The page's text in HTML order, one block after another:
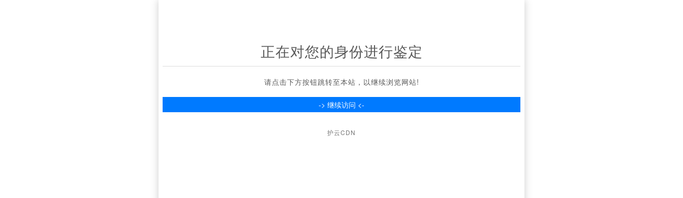
正在对您的身份进行鉴定
请点击下方按钮跳转至本站，以继续浏览网站!
护云CDN